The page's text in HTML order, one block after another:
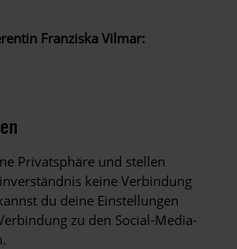
Franziska Vilmar:
Privatsphäre und stellen
keine Verbindung
du deine Einstellungen
zu den Social-Media-